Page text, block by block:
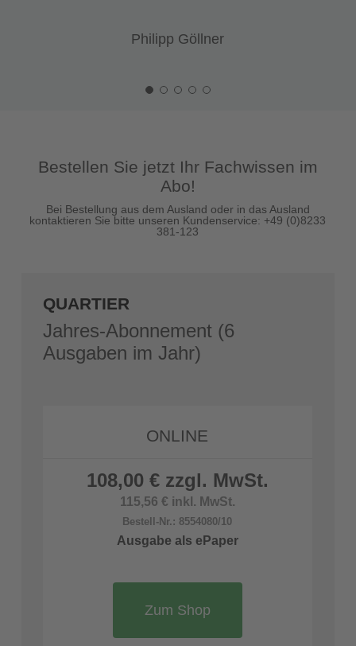
Philipp Göllner
Bestellen Sie jetzt Ihr Fachwissen im
Abo!
Bei Bestellung aus dem Ausland oder in das Ausland
kontaktieren Sie bitte unseren Kundenservice: +49 (0)8233
381-123
QUARTIER
Jahres-Abonnement (6
Ausgaben im Jahr)
ONLINE
108,00 € zzgl. MwSt.
115,56 € inkl. MwSt.
Bestell-Nr.: 8554080/10
Ausgabe als ePaper
Zum Shop